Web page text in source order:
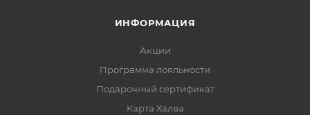
ИНФОРМАЦИЯ
Акции
Программа лояльности
Подарочный сертификат
Карта Халва